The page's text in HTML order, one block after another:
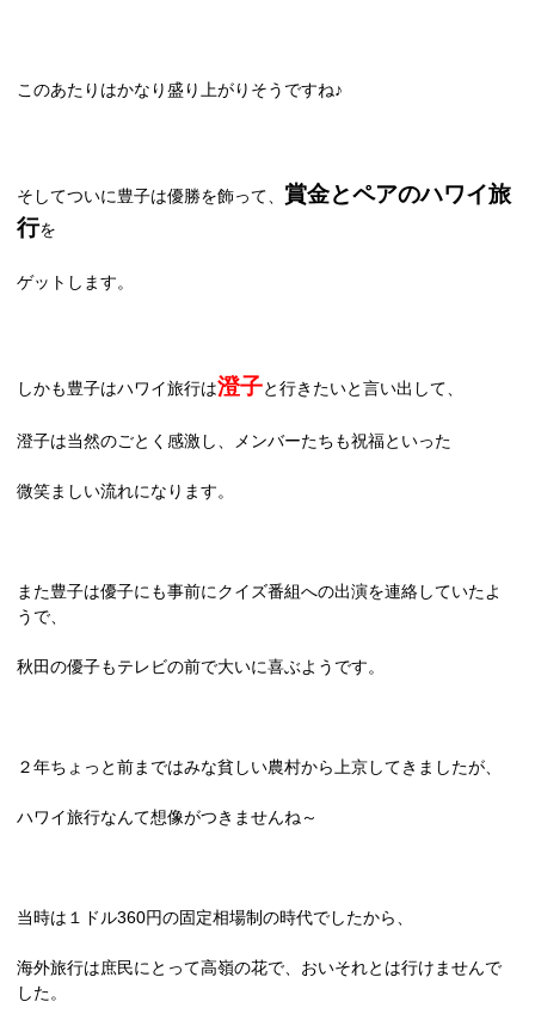
このあたりはかなり盛り上がりそうですね♪
そしてついに豊子は優勝を飾って、 賞金とペアのハワイ旅
行を
ゲットします。
しかも豊子はハワイ旅行は澄子と行きたいと言い出して、
澄子は当然のごとく感激し、メンバーたちも祝福といった
微笑ましい流れになります。
また豊子は優子にも事前にクイズ番組への出演を連絡していたよ
うで、
秋田の優子もテレビの前で大いに喜ぶようです。
２年ちょっと前まではみな貧しい農村から上京してきましたが、
ハワイ旅行なんて想像がつきませんね～
当時は１ドル360円の固定相場制の時代でしたから、
海外旅行は庶民にとって高嶺の花で、おいそれとは行けませんで
した。